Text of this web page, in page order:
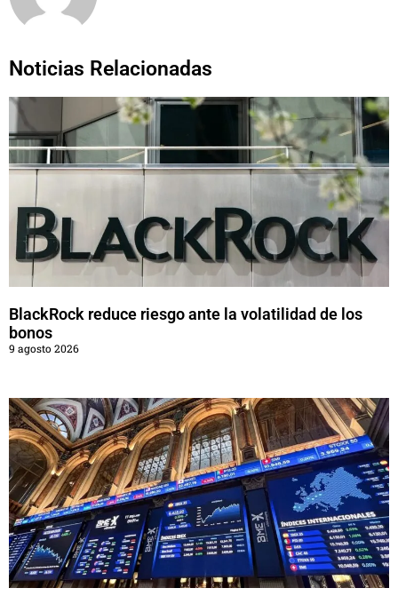
Noticias Relacionadas
BlackRock reduce riesgo ante la volatilidad de los
bonos
9 agosto 2026